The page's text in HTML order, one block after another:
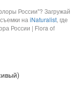
России"? Загружай
на iNaturalist, где
России | Flora of